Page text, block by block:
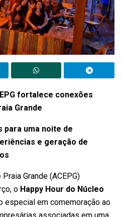
fortalece conexões
Grande
para uma noite de
e geração de
Grande (ACEPG)
o Happy Hour do Núcleo
especial em comemoração ao